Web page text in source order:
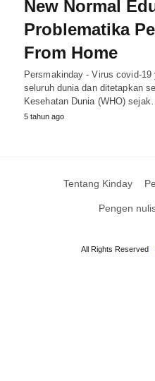
New Normal
Problematika
From Home
Persmakinday - Virus covid-
seluruh dunia dan ditetapkan
Kesehatan Dunia (WHO)
5 tahun ago
Tentang Kinday
Pengen
All Rights Reserved